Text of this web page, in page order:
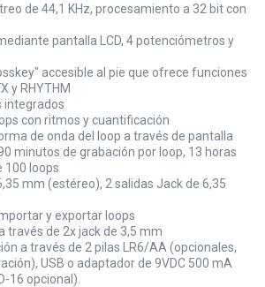
de 44,1 KHz, procesamiento a 32 bit con
pantalla LCD, 4 potenciómetros y
accesible al pie que ofrece funciones
y RHYTHM
integrados
con ritmos y cuantificación
de onda del loop a través de pantalla
minutos de grabación por loop, 13 horas
100 loops
mm (estéreo), 2 salidas Jack de 6,35
y exportar loops
través de 2x jack de 3,5 mm
a través de 2 pilas LR6/AA (opcionales,
USB o adaptador de 9VDC 500 mA
16 opcional).